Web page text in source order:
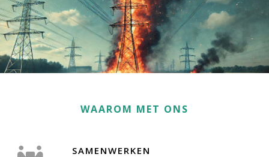
WAAROM MET ONS
SAMENWERKEN